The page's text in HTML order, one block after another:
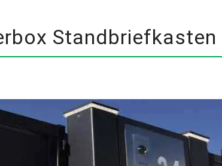
Standbriefkasten